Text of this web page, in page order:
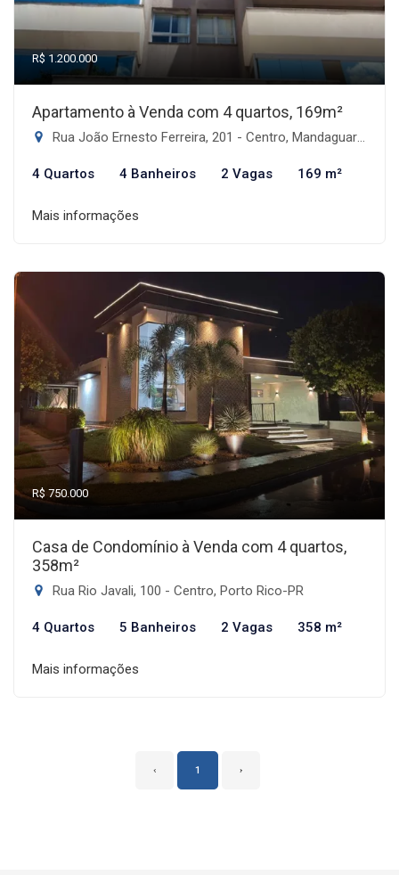
R$ 1.200.000
Apartamento à Venda com 4 quartos, 169m²
Rua João Ernesto Ferreira, 201 - Centro, Mandaguari-PR
4 Quartos 4 Banheiros 2 Vagas 169 m²
Mais informações
R$ 750.000
Casa de Condomínio à Venda com 4 quartos,
358m²
Rua Rio Javali, 100 - Centro, Porto Rico-PR
4 Quartos 5 Banheiros 2 Vagas 358 m²
Mais informações
‹ 1 ›